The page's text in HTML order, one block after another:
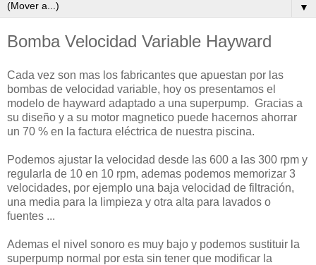
▼
Bomba Velocidad Variable Hayward
Cada vez son mas los fabricantes que apuestan por las
bombas de velocidad variable, hoy os presentamos el
modelo de hayward adaptado a una superpump. Gracias a
su diseño y a su motor magnetico puede hacernos ahorrar
un 70 % en la factura eléctrica de nuestra piscina.
Podemos ajustar la velocidad desde las 600 a las 300 rpm y
regularla de 10 en 10 rpm, ademas podemos memorizar 3
velocidades, por ejemplo una baja velocidad de filtración,
una media para la limpieza y otra alta para lavados o
fuentes ...
Ademas el nivel sonoro es muy bajo y podemos sustituir la
superpump normal por esta sin tener que modificar la